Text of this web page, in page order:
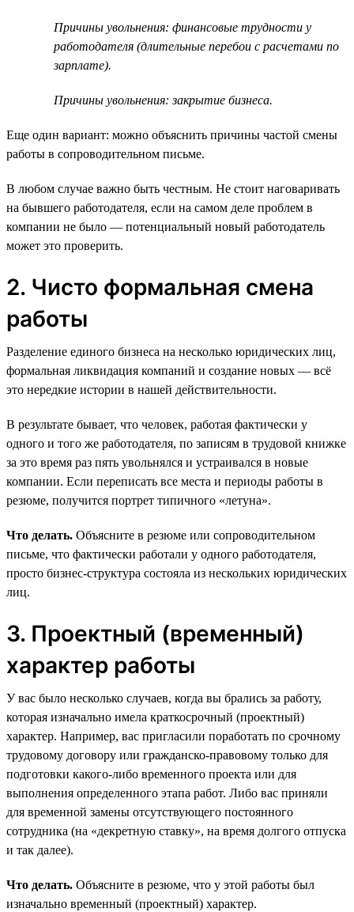
Причины увольнения: финансовые трудности у
работодателя (длительные перебои с расчетами по
зарплате).
Причины увольнения: закрытие бизнеса.
Еще один вариант: можно объяснить причины частой смены
работы в сопроводительном письме.
В любом случае важно быть честным. Не стоит наговаривать
на бывшего работодателя, если на самом деле проблем в
компании не было — потенциальный новый работодатель
может это проверить.
2. Чисто формальная смена
работы
Разделение единого бизнеса на несколько юридических лиц,
формальная ликвидация компаний и создание новых — всё
это нередкие истории в нашей действительности.
В результате бывает, что человек, работая фактически у
одного и того же работодателя, по записям в трудовой книжке
за это время раз пять увольнялся и устраивался в новые
компании. Если переписать все места и периоды работы в
резюме, получится портрет типичного «летуна».
Что делать. Объясните в резюме или сопроводительном
письме, что фактически работали у одного работодателя,
просто бизнес-структура состояла из нескольких юридических
лиц.
3. Проектный (временный)
характер работы
У вас было несколько случаев, когда вы брались за работу,
которая изначально имела краткосрочный (проектный)
характер. Например, вас пригласили поработать по срочному
трудовому договору или гражданско-правовому только для
подготовки какого-либо временного проекта или для
выполнения определенного этапа работ. Либо вас приняли
для временной замены отсутствующего постоянного
сотрудника (на «декретную ставку», на время долгого отпуска
и так далее).
Что делать. Объясните в резюме, что у этой работы был
изначально временный (проектный) характер.